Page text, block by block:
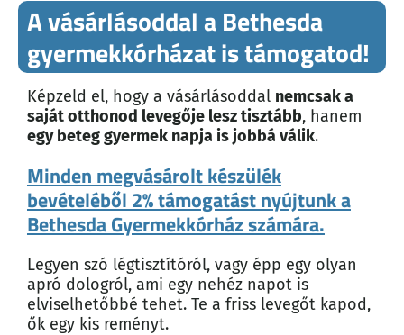
A vásárlásoddal a Bethesda
gyermekkórházat is támogatod!
Képzeld el, hogy a vásárlásoddal nemcsak a
saját otthonod levegője lesz tisztább, hanem
egy beteg gyermek napja is jobbá válik.
Minden megvásárolt készülék
bevételéből 2% támogatást nyújtunk a
Bethesda Gyermekkórház számára.
Legyen szó légtisztítóról, vagy épp egy olyan
apró dologról, ami egy nehéz napot is
elviselhetőbbé tehet. Te a friss levegőt kapod,
ők egy kis reményt.